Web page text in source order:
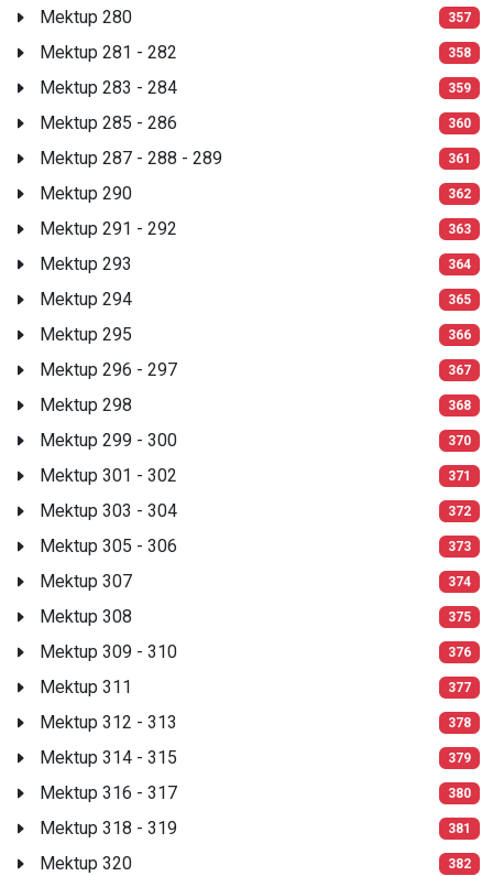
Mektup 280 357
Mektup 281 - 282 358
Mektup 283 - 284 359
Mektup 285 - 286 360
Mektup 287 - 288 - 289 361
Mektup 290 362
Mektup 291 - 292 363
Mektup 293 364
Mektup 294 365
Mektup 295 366
Mektup 296 - 297 367
Mektup 298 368
Mektup 299 - 300 370
Mektup 301 - 302 371
Mektup 303 - 304 372
Mektup 305 - 306 373
Mektup 307 374
Mektup 308 375
Mektup 309 - 310 376
Mektup 311 377
Mektup 312 - 313 378
Mektup 314 - 315 379
Mektup 316 - 317 380
Mektup 318 - 319 381
Mektup 320 382